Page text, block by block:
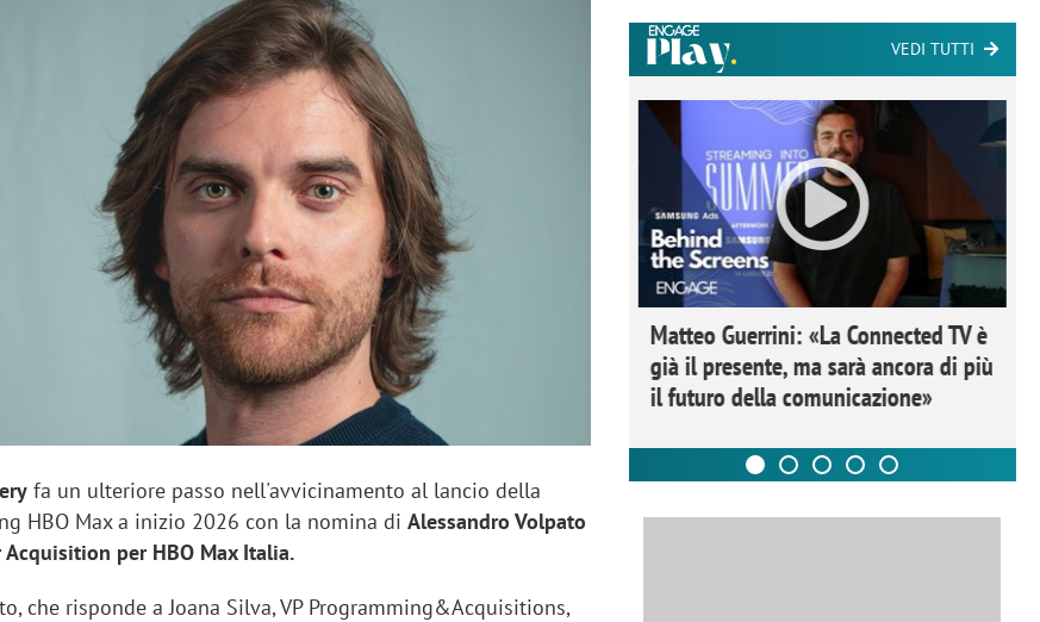
fa un ulteriore passo nell'avvicinamento al lancio della
HBO Max a inizio 2026 con la nomina diAlessandro Volpato
per HBO Max Italia.
che risponde a Joana Silva, VP Programming&Acquisitions,
VEDI TUTTI
Ads: «L'Italia è un
e continuerà a
Networking agli eventi: come la
startup Kicè punta a eliminare lo
"spreco di relazioni"
Matteo Guerrini: «La Connected TV è
già il presente, ma sarà ancora di più
il futuro della comunicazione»